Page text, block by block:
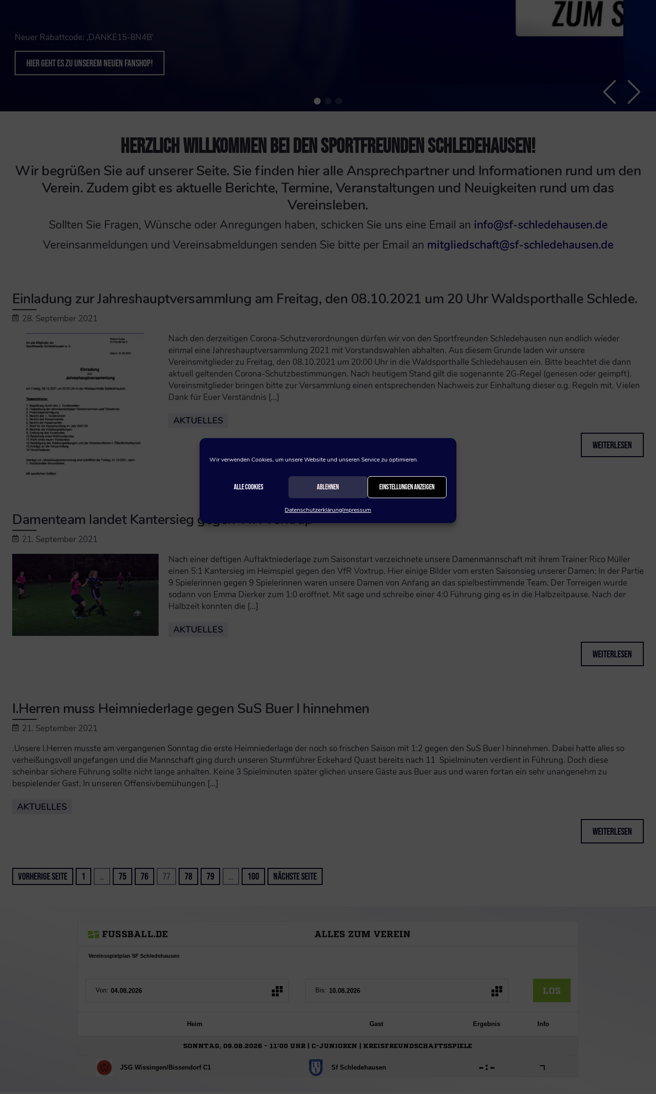
Wir verwenden Cookies, um unsere Website und unseren Service zu optimieren.
Alle Cookies Ablehnen Einstellungen anzeigen
DatenschutzerklärungImpressum
‚DANKE15-8N4B‘
unserem neuen Fanshop!
statt und
wieder
statt.
HERZLICH WILLKOMMEN BEI DEN SPORTFREUNDEN SCHLEDEHAUSEN!
Wir begrüßen Sie auf unserer Seite. Sie finden hier alle Ansprechpartner und Informationen rund um den
Verein. Zudem gibt es aktuelle Berichte, Termine, Veranstaltungen und Neuigkeiten rund um das
Vereinsleben.
Sollten Sie Fragen, Wünsche oder Anregungen haben, schicken Sie uns eine Email an info@sf-schledehausen.de
Vereinsanmeldungen und Vereinsabmeldungen senden Sie bitte per Email an mitgliedschaft@sf-schledehausen.de
Einladung zur Jahreshauptversammlung am Freitag, den 08.10.2021 um 20 Uhr Waldsporthalle Schlede.
28. September 2021
Nach den derzeitigen Corona-Schutzverordnungen dürfen wir von den Sportfreunden Schledehausen nun endlich wieder
einmal eine Jahreshauptversammlung 2021 mit Vorstandswahlen abhalten. Aus diesem Grunde laden wir unsere
Vereinsmitglieder zu Freitag, den 08.10.2021 um 20:00 Uhr in die Waldsporthalle Schledehausen ein. Bitte beachtet die dann
aktuell geltenden Corona-Schutzbestimmungen. Nach heutigem Stand gilt die sogenannte 2G-Regel (genesen oder geimpft).
Vereinsmitglieder bringen bitte zur Versammlung einen entsprechenden Nachweis zur Einhaltung dieser o.g. Regeln mit. Vielen
Dank für Euer Verständnis […]
AKTUELLES
Weiterlesen
Damenteam landet Kantersieg gegen VfR Voxtrup
21. September 2021
Nach einer deftigen Auftaktniederlage zum Saisonstart verzeichnete unsere Damenmannschaft mit ihrem Trainer Rico Müller
einen 5:1 Kantersieg im Heimspiel gegen den VfR Voxtrup. Hier einige Bilder vom ersten Saisonsieg unserer Damen: In der Partie
9 Spielerinnen gegen 9 Spielerinnen waren unsere Damen von Anfang an das spielbestimmende Team. Der Torreigen wurde
sodann von Emma Dierker zum 1:0 eröffnet. Mit sage und schreibe einer 4:0 Führung ging es in die Halbzeitpause. Nach der
Halbzeit konnten die […]
AKTUELLES
Weiterlesen
I.Herren muss Heimniederlage gegen SuS Buer I hinnehmen
21. September 2021
.Unsere I.Herren musste am vergangenen Sonntag die erste Heimniederlage der noch so frischen Saison mit 1:2 gegen den SuS Buer I hinnehmen. Dabei hatte alles so
verheißungsvoll angefangen und die Mannschaft ging durch unseren Sturmführer Eckehard Quast bereits nach 11 Spielminuten verdient in Führung. Doch diese
scheinbar sichere Führung sollte nicht lange anhalten. Keine 3 Spielminuten später glichen unsere Gäste aus Buer aus und waren fortan ein sehr unangenehm zu
bespielender Gast. In unseren Offensivbemühungen […]
AKTUELLES
Weiterlesen
Vorherige Seite 1 … 75 76 77 78 79 … 100 Nächste Seite